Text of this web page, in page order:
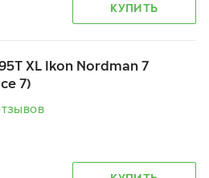
КУПИТЬ
XL Ikon Nordman 7
7)